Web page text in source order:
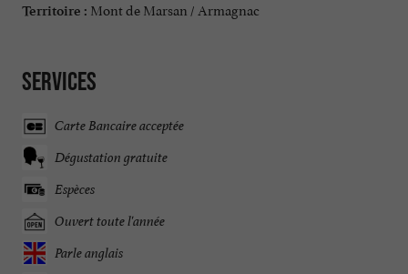
Territoire : Mont de Marsan / Armagnac
Services
Carte Bancaire acceptée
Dégustation gratuite
Espèces
Ouvert toute l'année
Parle anglais